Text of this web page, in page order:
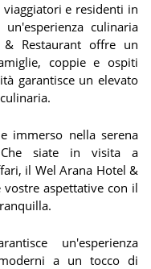
e residenti in
culinaria
Restaurant offre un
coppie e ospiti
garantisce un elevato
immerso nella serena
Che siate in visita a
il Wel Arana Hotel &
aspettative con il
un'esperienza
a un tocco di